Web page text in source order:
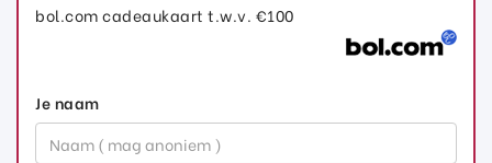
bol.com cadeaukaart t.w.v. €100
Je naam